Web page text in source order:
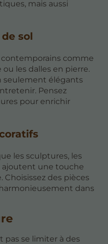
mais aussi
sol
comme
les dalles en pierre.
seulement élégants
Pensez
pour enrichir
les sculptures, les
ajoutent une touche
Choisissez des pièces
dans
pas se limiter à des